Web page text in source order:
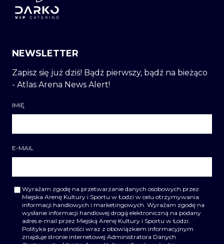
NEWSLETTER
Zapisz się już dziś! Bądź pierwszy, bądź na bieżąco
- Atlas Arena News Alert!
IMIĘ
E-MAIL
Wyrażam zgodę na przetwarzanie danych osobowych przez
Miejska Arenę Kultury i Sportu w Łodzi w celu otrzymywania
informacji handlowych i marketingowych. Wyrażam zgodę na
wysłanie informacji handlowej drogą elektroniczną na podany
adres e-mail przez Miejską Arenę Kultury i Sportu w Łodzi.
Polityka prywatności wraz z obowiązkiem informacyjnym
znajduje stronie internetowej Administratora Danych